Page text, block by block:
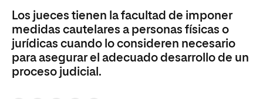
Los jueces tienen la facultad de imponer
medidas cautelares a personas físicas o
jurídicas cuando lo consideren necesario
para asegurar el adecuado desarrollo de un
proceso judicial.